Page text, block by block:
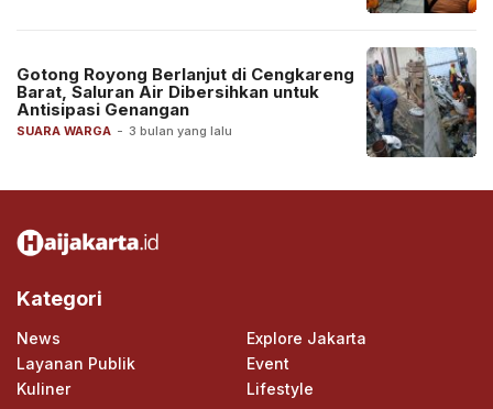
SUARA WARGA - 3 bulan yang lalu
Gotong Royong Berlanjut di Cengkareng
Barat, Saluran Air Dibersihkan untuk
Antisipasi Genangan
Kategori
News
Explore Jakarta
Layanan Publik
Event
Kuliner
Lifestyle